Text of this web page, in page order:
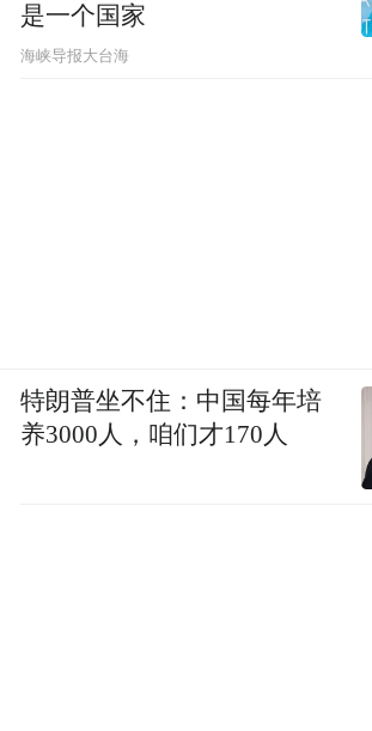
是一个国家
​海峡导报大台海
特朗普坐不住：中国每年培
养3000人，咱们才170人